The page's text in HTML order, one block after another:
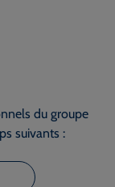
du groupe
suivants :